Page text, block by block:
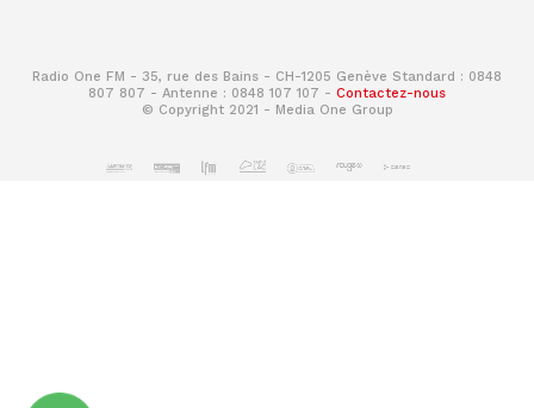
Radio One FM - 35, rue des Bains - CH-1205 Genève Standard : 0848
807 807 - Antenne : 0848 107 107 - Contactez-nous
© Copyright 2021 - Media One Group